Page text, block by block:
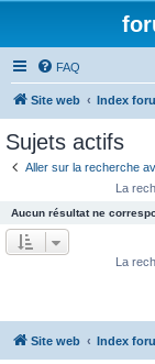
FAQ
Site web Index
Sujets actifs
Aller sur la recherche
La
Aucun résultat ne
La
Site web Index